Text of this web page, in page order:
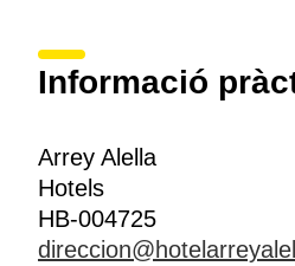
Informació
Arrey Alella
Hotels
HB-004725